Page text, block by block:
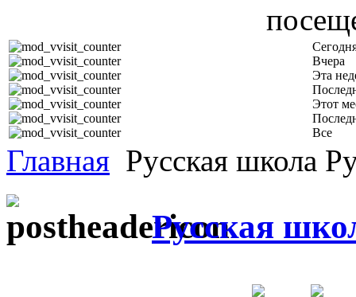
Вчера
Эта
Этот
Все
Главная Русская школа
Русская